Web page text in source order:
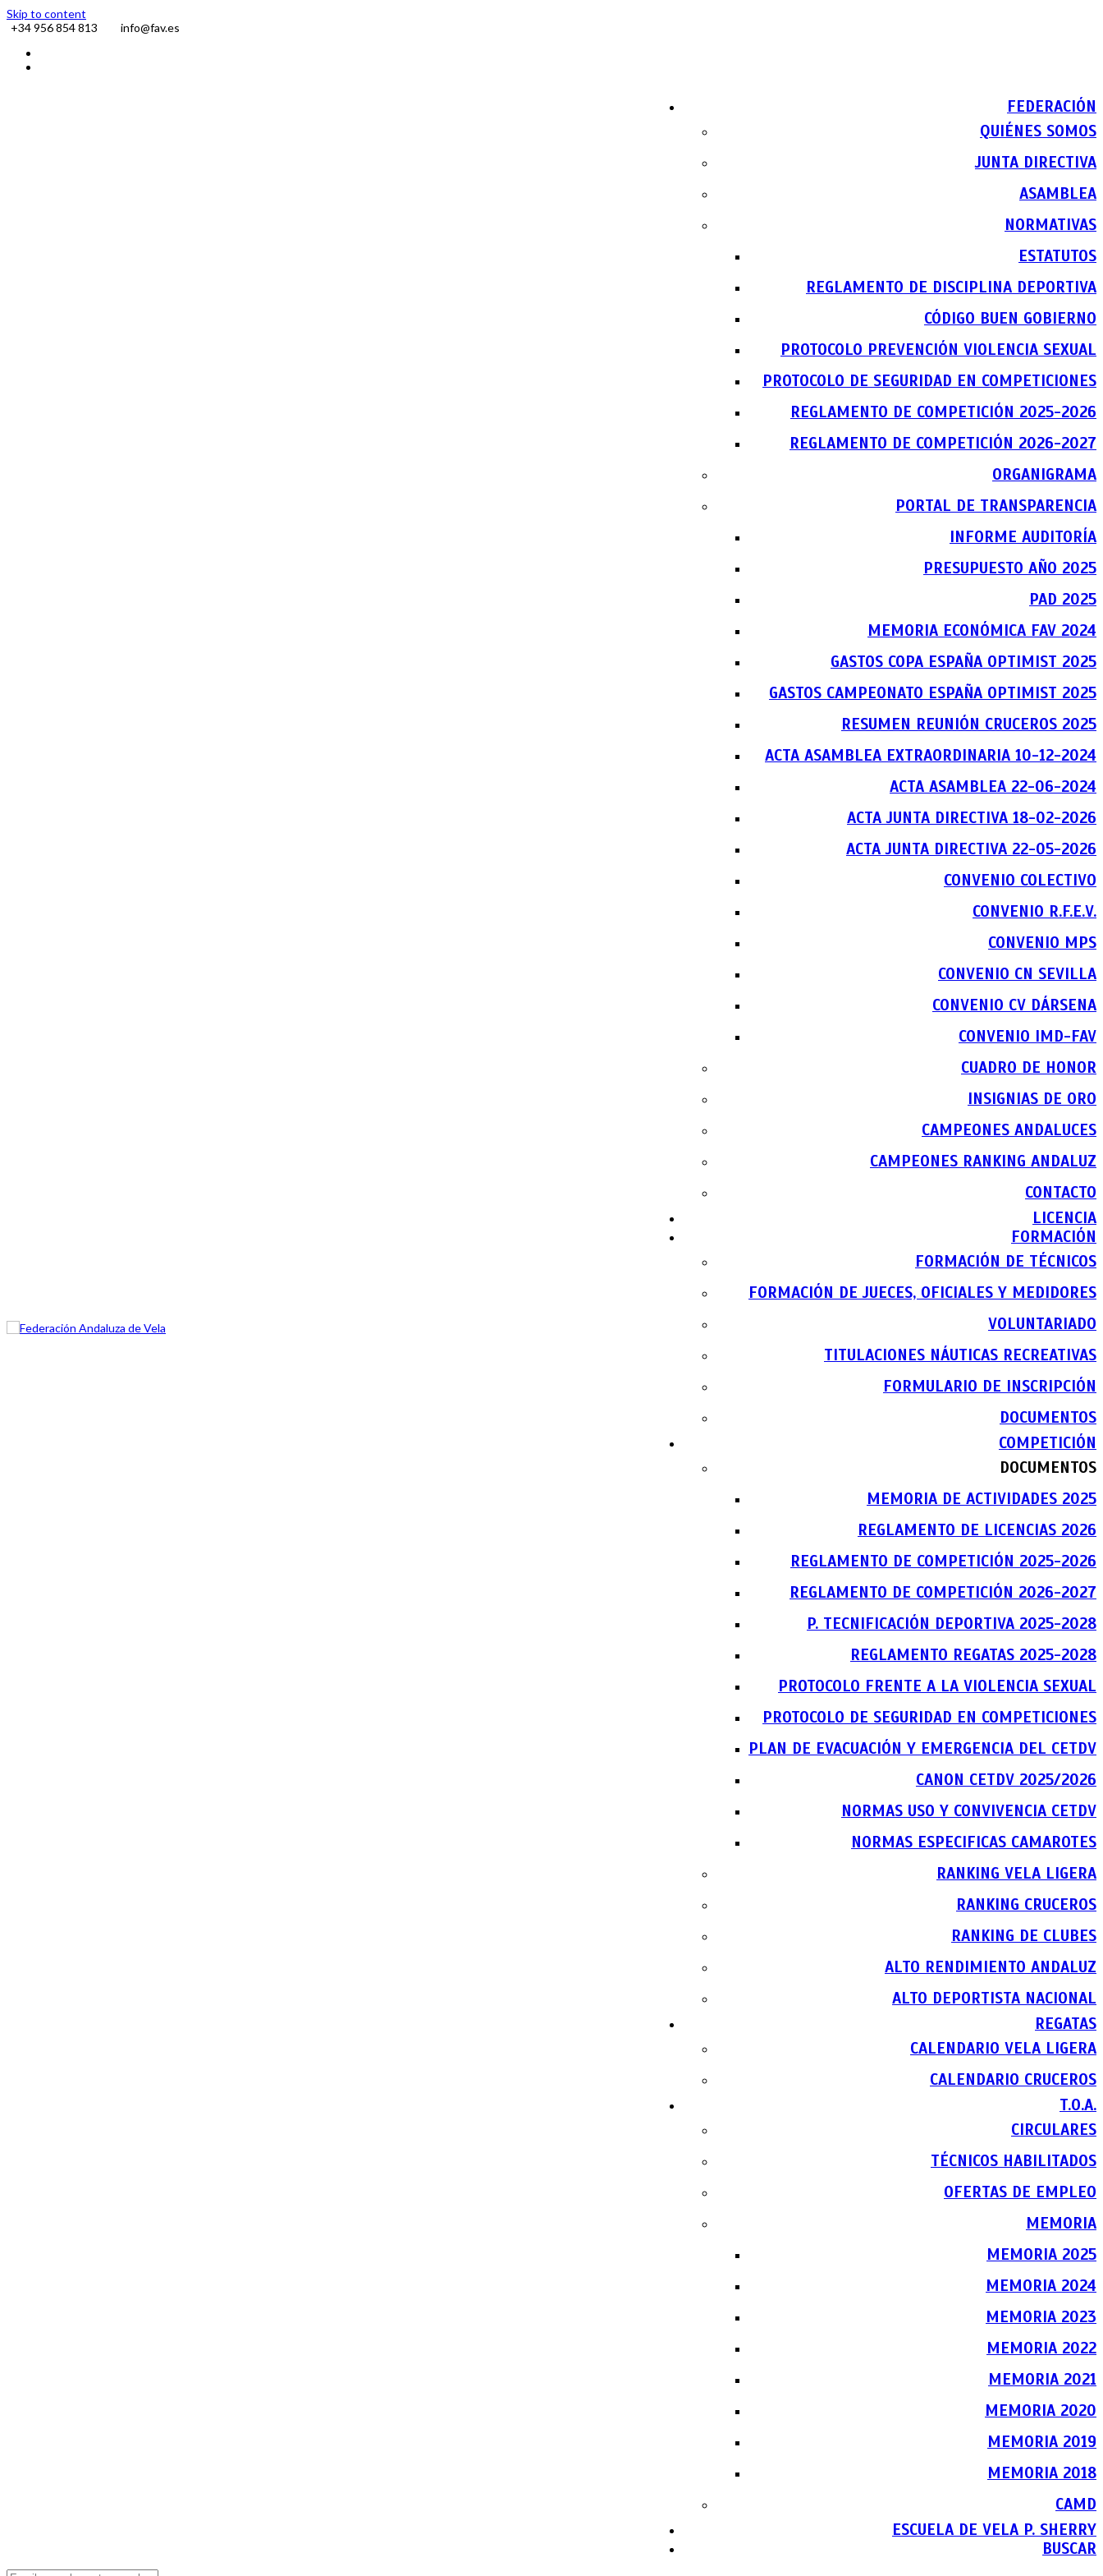
Skip to content
+34 956 854 813
info@fav.es
FEDERACIÓN
QUIÉNES SOMOS
JUNTA DIRECTIVA
ASAMBLEA
NORMATIVAS
ESTATUTOS
REGLAMENTO DE DISCIPLINA DEPORTIVA
CÓDIGO BUEN GOBIERNO
PROTOCOLO PREVENCIÓN VIOLENCIA SEXUAL
PROTOCOLO DE SEGURIDAD EN COMPETICIONES
REGLAMENTO DE COMPETICIÓN 2025-2026
REGLAMENTO DE COMPETICIÓN 2026-2027
ORGANIGRAMA
PORTAL DE TRANSPARENCIA
INFORME AUDITORÍA
PRESUPUESTO AÑO 2025
PAD 2025
MEMORIA ECONÓMICA FAV 2024
GASTOS COPA ESPAÑA OPTIMIST 2025
GASTOS CAMPEONATO ESPAÑA OPTIMIST 2025
RESUMEN REUNIÓN CRUCEROS 2025
ACTA ASAMBLEA EXTRAORDINARIA 10-12-2024
ACTA ASAMBLEA 22-06-2024
ACTA JUNTA DIRECTIVA 18-02-2026
ACTA JUNTA DIRECTIVA 22-05-2026
CONVENIO COLECTIVO
CONVENIO R.F.E.V.
CONVENIO MPS
CONVENIO CN SEVILLA
CONVENIO CV DÁRSENA
CONVENIO IMD-FAV
CUADRO DE HONOR
INSIGNIAS DE ORO
CAMPEONES ANDALUCES
CAMPEONES RANKING ANDALUZ
CONTACTO
LICENCIA
FORMACIÓN
FORMACIÓN DE TÉCNICOS
FORMACIÓN DE JUECES, OFICIALES Y MEDIDORES
VOLUNTARIADO
TITULACIONES NÁUTICAS RECREATIVAS
FORMULARIO DE INSCRIPCIÓN
DOCUMENTOS
COMPETICIÓN
DOCUMENTOS
MEMORIA DE ACTIVIDADES 2025
REGLAMENTO DE LICENCIAS 2026
REGLAMENTO DE COMPETICIÓN 2025-2026
REGLAMENTO DE COMPETICIÓN 2026-2027
P. TECNIFICACIÓN DEPORTIVA 2025-2028
REGLAMENTO REGATAS 2025-2028
PROTOCOLO FRENTE A LA VIOLENCIA SEXUAL
PROTOCOLO DE SEGURIDAD EN COMPETICIONES
PLAN DE EVACUACIÓN Y EMERGENCIA DEL CETDV
CANON CETDV 2025/2026
NORMAS USO Y CONVIVENCIA CETDV
NORMAS ESPECIFICAS CAMAROTES
RANKING VELA LIGERA
RANKING CRUCEROS
RANKING DE CLUBES
ALTO RENDIMIENTO ANDALUZ
ALTO DEPORTISTA NACIONAL
REGATAS
CALENDARIO VELA LIGERA
CALENDARIO CRUCEROS
T.O.A.
CIRCULARES
TÉCNICOS HABILITADOS
OFERTAS DE EMPLEO
MEMORIA
MEMORIA 2025
MEMORIA 2024
MEMORIA 2023
MEMORIA 2022
MEMORIA 2021
MEMORIA 2020
MEMORIA 2019
MEMORIA 2018
CAMD
ESCUELA DE VELA P. SHERRY
BUSCAR